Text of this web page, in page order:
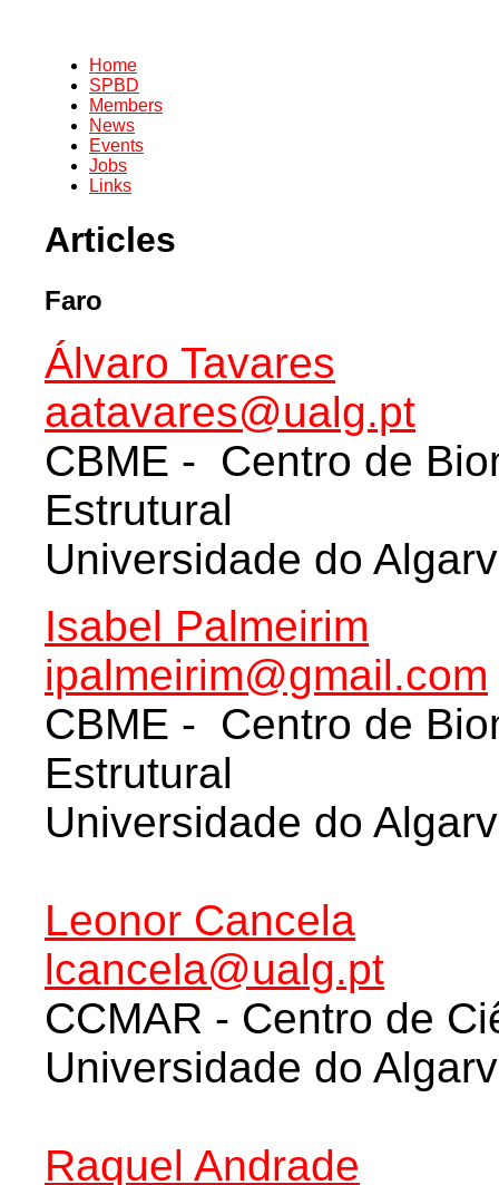
Home
SPBD
Members
News
Events
Jobs
Links
Articles
Faro
Álvaro Tavares
aatavares@ualg.pt
CBME - Centro de
Estrutural
Universidade do
Isabel Palmeirim
ipalmeirim@gmail.com
CBME - Centro de
Estrutural
Universidade do
Leonor Cancela
lcancela@ualg.pt
CCMAR - Centro de
Universidade do
Raquel Andrade